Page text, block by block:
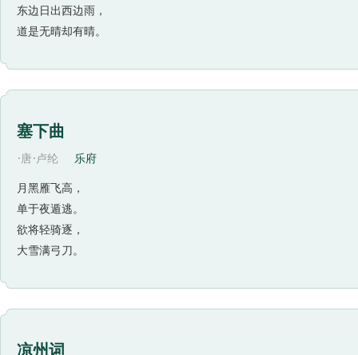
东边日出西边雨，
道是无晴却有晴。
塞下曲
·唐·卢纶 乐府
月黑雁飞高，
单于夜遁逃。
欲将轻骑逐，
大雪满弓刀。
凉州词